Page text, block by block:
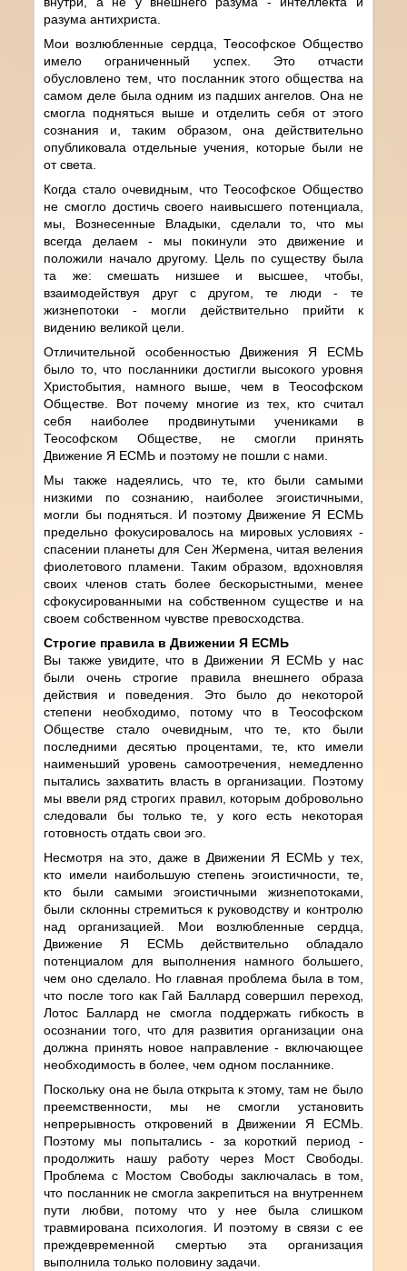
разума антихриста.
Мои возлюбленные сердца, Теософское Общество
имело ограниченный успех. Это отчасти
обусловлено тем, что посланник этого общества на
самом деле была одним из падших ангелов. Она не
смогла подняться выше и отделить себя от этого
сознания и, таким образом, она действительно
опубликовала отдельные учения, которые были не
от света.
Когда стало очевидным, что Теософское Общество
не смогло достичь своего наивысшего потенциала,
мы, Вознесенные Владыки, сделали то, что мы
всегда делаем - мы покинули это движение и
положили начало другому. Цель по существу была
та же: смешать низшее и высшее, чтобы,
взаимодействуя друг с другом, те люди - те
жизнепотоки - могли действительно прийти к
видению великой цели.
Отличительной особенностью Движения Я ЕСМЬ
было то, что посланники достигли высокого уровня
Христобытия, намного выше, чем в Теософском
Обществе. Вот почему многие из тех, кто считал
себя наиболее продвинутыми учениками в
Теософском Обществе, не смогли принять
Движение Я ЕСМЬ и поэтому не пошли с нами.
Мы также надеялись, что те, кто были самыми
низкими по сознанию, наиболее эгоистичными,
могли бы подняться. И поэтому Движение Я ЕСМЬ
предельно фокусировалось на мировых условиях -
спасении планеты для Сен Жермена, читая веления
фиолетового пламени. Таким образом, вдохновляя
своих членов стать более бескорыстными, менее
сфокусированными на собственном существе и на
своем собственном чувстве превосходства.
Строгие правила в Движении Я ЕСМЬ
Вы также увидите, что в Движении Я ЕСМЬ у нас
были очень строгие правила внешнего образа
действия и поведения. Это было до некоторой
степени необходимо, потому что в Теософском
Обществе стало очевидным, что те, кто были
последними десятью процентами, те, кто имели
наименьший уровень самоотречения, немедленно
пытались захватить власть в организации. Поэтому
мы ввели ряд строгих правил, которым добровольно
следовали бы только те, у кого есть некоторая
готовность отдать свои эго.
Несмотря на это, даже в Движении Я ЕСМЬ у тех,
кто имели наибольшую степень эгоистичности, те,
кто были самыми эгоистичными жизнепотоками,
были склонны стремиться к руководству и контролю
над организацией. Мои возлюбленные сердца,
Движение Я ЕСМЬ действительно обладало
потенциалом для выполнения намного большего,
чем оно сделало. Но главная проблема была в том,
что после того как Гай Баллард совершил переход,
Лотос Баллард не смогла поддержать гибкость в
осознании того, что для развития организации она
должна принять новое направление - включающее
необходимость в более, чем одном посланнике.
Поскольку она не была открыта к этому, там не было
преемственности, мы не смогли установить
непрерывность откровений в Движении Я ЕСМЬ.
Поэтому мы попытались - за короткий период -
продолжить нашу работу через Мост Свободы.
Проблема с Мостом Свободы заключалась в том,
что посланник не смогла закрепиться на внутреннем
пути любви, потому что у нее была слишком
травмирована психология. И поэтому в связи с ее
преждевременной смертью эта организация
выполнила только половину задачи.